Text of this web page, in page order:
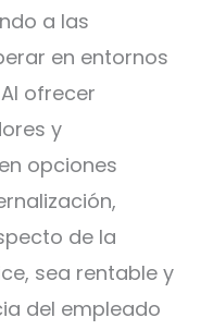
a las
en entornos
ofrecer
y
opciones
de la
sea rentable y
del empleado